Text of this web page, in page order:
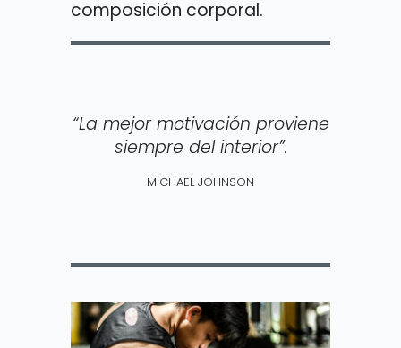
composición corporal.
“La mejor motivación proviene
siempre del interior”.
MICHAEL JOHNSON